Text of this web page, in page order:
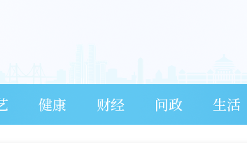
健康 财经 问政 生活